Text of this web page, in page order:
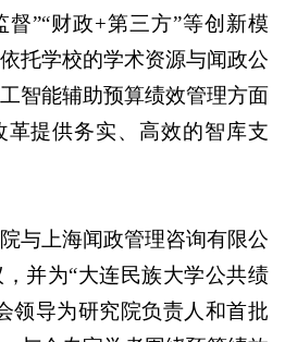
督”“财政+第三方”等创新模
托学校的学术资源与闻政公
智能辅助预算绩效管理方面
革提供务实、高效的智库支
与上海闻政管理咨询有限公
并为“大连民族大学公共绩
领导为研究院负责人和首批